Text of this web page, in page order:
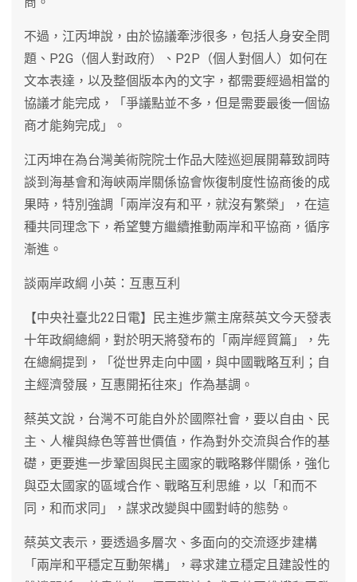
不過，江丙坤說，由於協議牽涉很多，包括人身安全問
題、P2G（個人對政府）、P2P（個人對個人）如何在
文本表達，以及整個版本內的文字，都需要經過相當的
協議才能完成，「爭議點並不多，但是需要最後一個協
商才能夠完成」。
江丙坤在為台灣美術院院士作品大陸巡迴展開幕致詞時
談到海基會和海峽兩岸關係協會恢復制度性協商後的成
果時，特別強調「兩岸沒有和平，就沒有繁榮」，在這
種共同理念下，希望雙方繼續推動兩岸和平協商，循序
漸進。
談兩岸政綱 小英：互惠互利
【中央社臺北22日電】民主進步黨主席蔡英文今天發表
十年政綱總綱，對於明天將發布的「兩岸經貿篇」，先
在總綱提到，「從世界走向中國，與中國戰略互利；自
主經濟發展，互惠開拓往來」作為基調。
蔡英文說，台灣不可能自外於國際社會，要以自由、民
主、人權與綠色等普世價值，作為對外交流與合作的基
礎，更要進一步鞏固與民主國家的戰略夥伴關係，強化
與亞太國家的區域合作、戰略互利思維，以「和而不
同，和而求同」，謀求改變與中國對峙的態勢。
蔡英文表示，要透過多層次、多面向的交流逐步建構
「兩岸和平穩定互動架構」，尋求建立穩定且建設性的